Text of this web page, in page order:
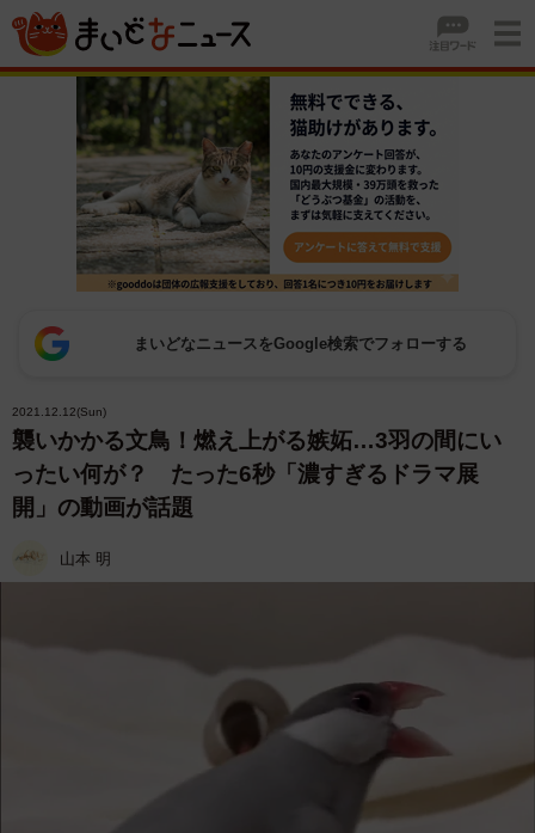
まいどなニュースをGoogle検索でフォローする
2021.12.12(Sun)
襲いかかる文鳥！燃え上がる嫉妬…3羽の間にい
ったい何が？ たった6秒「濃すぎるドラマ展
開」の動画が話題
山本 明